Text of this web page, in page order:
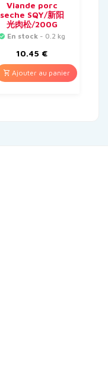
Viande porc
seche SQY/新阳
光肉松/200G
En stock - 0.2 kg
10.45 €
Ajouter au panier